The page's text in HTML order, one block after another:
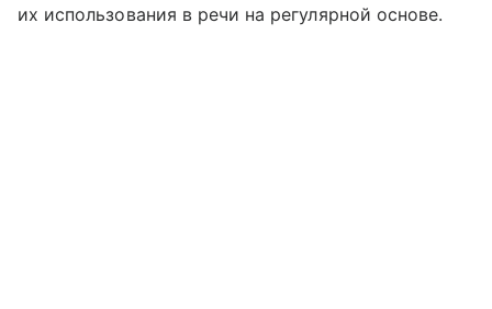
их использования в речи на регулярной основе.